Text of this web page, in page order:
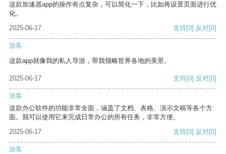
这款加速器app的操作有点复杂，可以简化一下，比如将设置页面进行优
化。
2025-06-17
支持[0] 反对[0]
游客
这款app就像我的私人导游，带我领略世界各地的美景。
2025-06-17 支持[0] 反对[0]
游客
这款办公软件的功能非常全面，涵盖了文档、表格、演示文稿等各个方
面。我可以使用它来完成日常办公的所有任务，非常方便。
2025-06-17
支持[0] 反对[0]
游客